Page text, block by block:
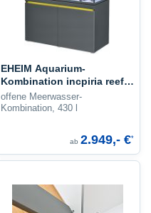
EHEIM Aquarium-
Kombination incpiria reef
430
offene Meerwasser-
Kombination, 430 l
ab 2.949,- €*